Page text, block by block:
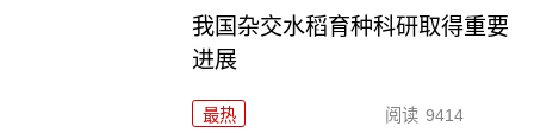
我国杂交水稻育种科研取得重要
进展
最热 阅读 9414